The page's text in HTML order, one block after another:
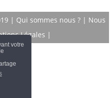
votre
| Qui sommes nous ? | Nous
Légales |